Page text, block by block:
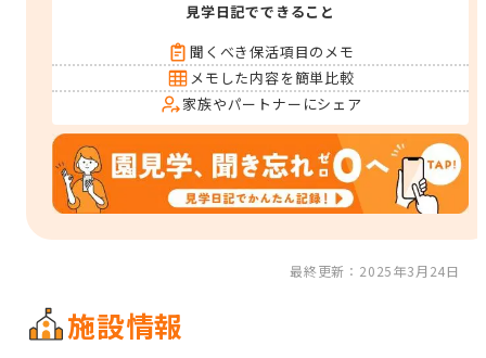
見学日記でできること
聞くべき保活項目のメモ
メモした内容を簡単比較
家族やパートナーにシェア
最終更新：2025年3月24日
施設情報